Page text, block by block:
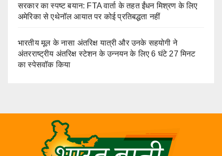
सरकार का स्पष्ट बयान: FTA वार्ता के तहत ईंधन मिश्रण के लिए
अमेरिका से एथेनॉल आयात पर कोई प्रतिबद्धता नहीं
भारतीय मूल के नासा अंतरिक्ष यात्री और उनके सहयोगी ने
अंतरराष्ट्रीय अंतरिक्ष स्टेशन के उन्नयन के लिए 6 घंटे 27 मिनट
का स्पेसवॉक किया